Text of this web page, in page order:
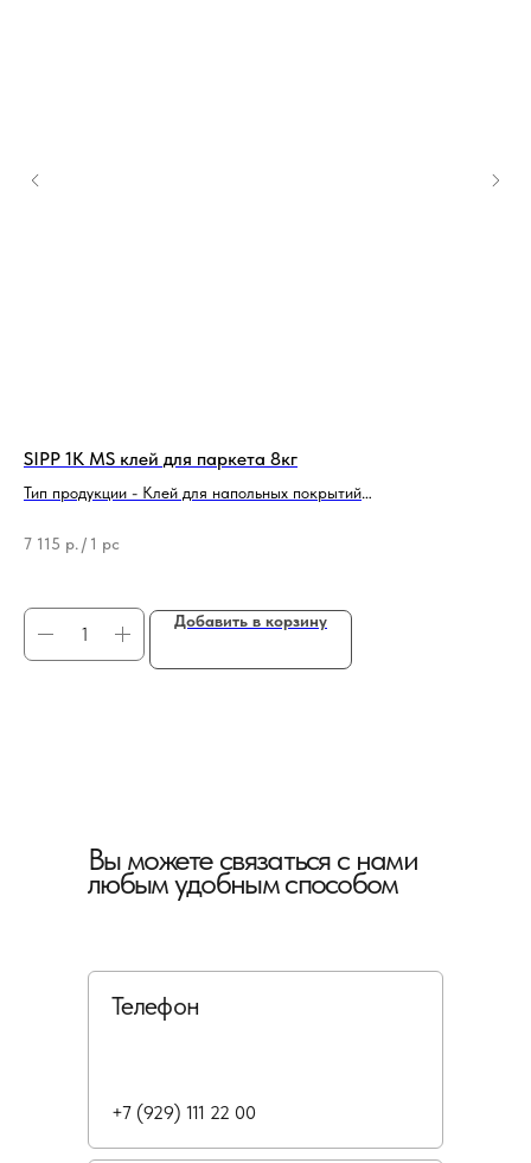
SIPP 1K MS клей для паркета 8кг
Тип продукции - Клей для напольных покрытий
Вид - Однокомпонентный
7 115 р. / 1 pc
Добавить в корзину
Вы можете связаться с нами
любым удобным способом
Телефон
+7 (929) 111 22 00